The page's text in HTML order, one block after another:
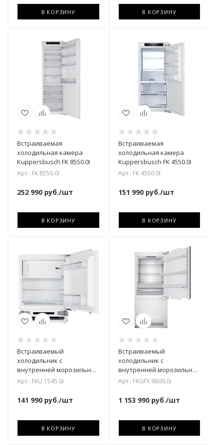
В КОРЗИНУ В КОРЗИНУ
Встраиваемая
холодильная камера
Kuppersbusch FK 8550.0I
Арт.: FK 8550.0I
252 990 руб./шт
В КОРЗИНУ
Встраиваемая
холодильная камера
Kuppersbusch FK 4550.0I
Арт.: FK 4550.0I
151 990руб./шт
В КОРЗИНУ
Встраиваемый
холодильник с
внутренней морозильной
камерой Kuppersbusch
Арт.: FKU 1545.0i
141 990 руб./шт
В КОРЗИНУ
Встраиваемый
холодильник с
внутренней морозильной
камерой Kuppersbusch
Арт.: FKGFX 9800.0i
1 153 990руб./шт
В КОРЗИНУ